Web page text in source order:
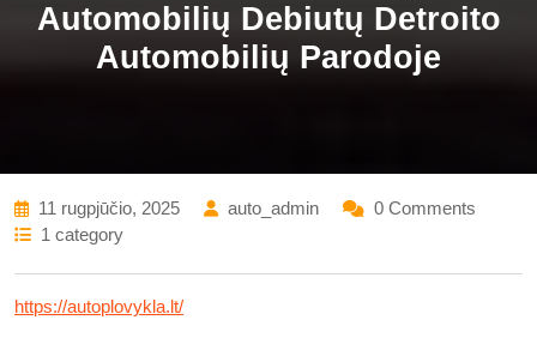
Automobilių Debiutų Detroito
Automobilių Parodoje
11 rugpjūčio, 2025 auto_admin
0 Comments
1 category
https://autoplovykla.lt/